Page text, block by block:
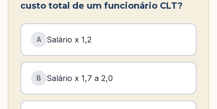
custo total de um funcionário CLT?
A Salário x 1,2
B Salário x 1,7 a 2,0